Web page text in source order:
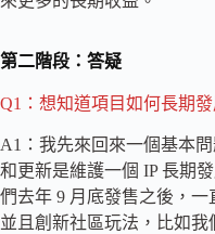
第二階段：答疑
Q1：想知道項目如何長期
A1：我先來回來一個基本
和更新是維護一個 IP 長期
們去年 9 月底發售之後，一
並且創新社區玩法，比如我